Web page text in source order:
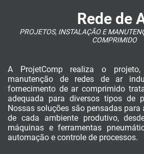
Rede de
PROJETOS, INSTALAÇÃO E
COMPRIMIDO
A ProjetComp realiza o
manutenção de redes de ar
fornecimento de ar comprimido
adequada para diversos tipos de
Nossas soluções são pensadas para
de cada ambiente produtivo,
máquinas e ferramentas
automação e controle de processos.